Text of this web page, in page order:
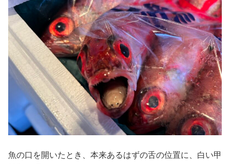
魚の口を開いたとき、本来あるはずの舌の位置に、白い甲